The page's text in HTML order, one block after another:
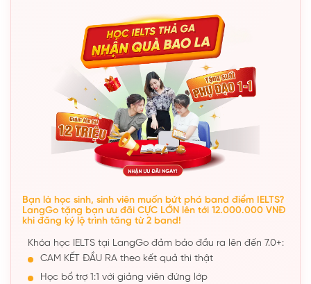
Bạn là học sinh, sinh viên muốn bứt phá band điểm IELTS?
LangGo tặng bạn ưu đãi CỰC LỚN lên tới 12.000.000 VNĐ
khi đăng ký lộ trình tăng từ 2 band!
Khóa học IELTS tại LangGo đảm bảo đầu ra lên đến 7.0+:
CAM KẾT ĐẦU RA theo kết quả thi thật
Học bổ trợ 1:1 với giảng viên đứng lớp